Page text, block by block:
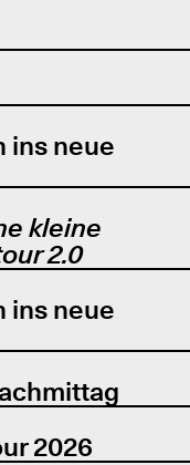
ins neue
kleine
2.0
ins neue
2026